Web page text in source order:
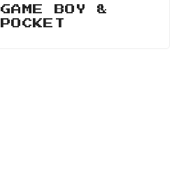
GAME BOY &
POCKET